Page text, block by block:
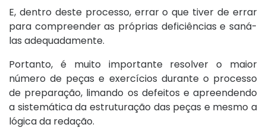
E, dentro deste processo, errar o que tiver de errar
para compreender as próprias deficiências e saná-
las adequadamente.
Portanto, é muito importante resolver o maior
número de peças e exercícios durante o processo
de preparação, limando os defeitos e apreendendo
a sistemática da estruturação das peças e mesmo a
lógica da redação.